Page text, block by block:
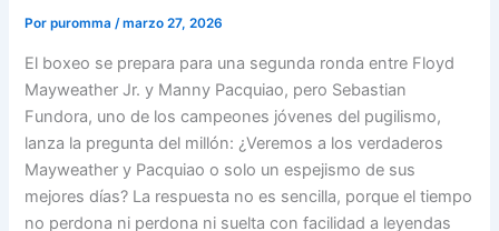
Porpuromma/marzo 27, 2026
El boxeo se prepara para una segunda ronda entre Floyd
Mayweather Jr. y Manny Pacquiao, pero Sebastian
Fundora, uno de los campeones jóvenes del pugilismo,
lanza la pregunta del millón: ¿Veremos a los verdaderos
Mayweather y Pacquiao o solo un espejismo de sus
mejores días? La respuesta no es sencilla, porque el tiempo
no perdona ni perdona ni suelta con facilidad a leyendas